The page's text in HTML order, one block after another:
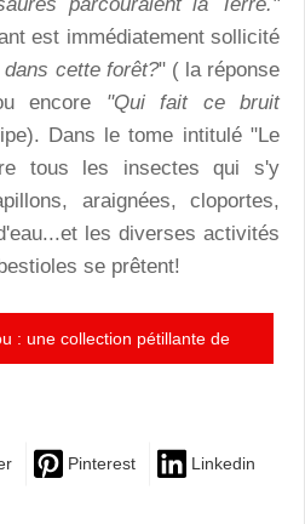
est immédiatement sollicité
cette forêt?" ( la réponse
encore "Qui fait ce bruit
Dans le tome intitulé "Le
tous les insectes qui s'y
araignées, cloportes,
les diverses activités
se prêtent!
: une collection pétillante de
Pinterest Linkedin